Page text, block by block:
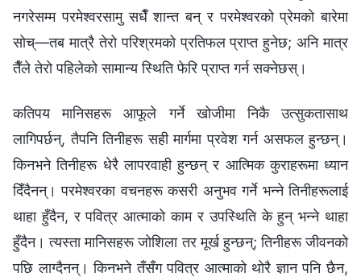
नगरेसम्म परमेश्‍वरसामु सधैँ शान्त बन् र परमेश्‍वरको प्रेमको बारेमा
सोच्—तब मात्रै तेरो परिश्रमको प्रतिफल प्राप्त हुनेछ; अनि मात्र
तैँले तेरो पहिलेको सामान्य स्थिति फेरि प्राप्त गर्न सक्‍नेछस्।
कतिपय मानिसहरू आफूले गर्ने खोजीमा निकै उत्सुकतासाथ
लागिपर्छन्, तैपनि तिनीहरू सही मार्गमा प्रवेश गर्न असफल हुन्छन्।
किनभने तिनीहरू धेरै लापरवाही हुन्छन् र आत्मिक कुराहरूमा ध्यान
दिँदैनन्। परमेश्‍वरका वचनहरू कसरी अनुभव गर्ने भन्‍ने तिनीहरूलाई
थाहा हुँदैन, र पवित्र आत्माको काम र उपस्थिति के हुन् भन्‍ने थाहा
हुँदैन। त्यस्ता मानिसहरू जोशिला तर मूर्ख हुन्छन्; तिनीहरू जीवनको
पछि लाग्दैनन्। किनभने तँसँग पवित्र आत्माको थोरै ज्ञान पनि छैन,